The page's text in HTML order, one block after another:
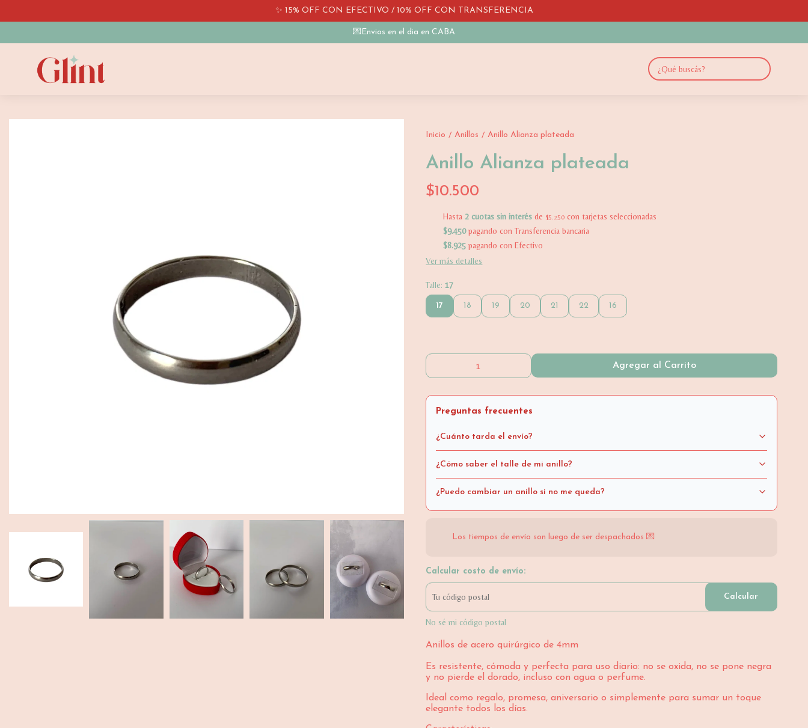
✨ 15% OFF CON EFECTIVO / 10% OFF CON TRANSFERENCIA
💌Envios en el dia en CABA
Inicio / Anillos / Anillo Alianza plateada
Anillo Alianza plateada
$10.500
Hasta 2 cuotas sin interés de $5.250 con tarjetas seleccionadas
$9.450pagando con Transferencia bancaria
$8.925 pagando con Efectivo
Ver más detalles
Talle:17
17 18 19 20 21 22 16
Agregar al Carrito
Preguntas frecuentes
¿Cuánto tarda el envío?
¿Cómo saber el talle de mi anillo?
¿Puedo cambiar un anillo si no me queda?
Los tiempos de envío son luego de ser despachados 💌
Calcular costo de envío:
Calcular
No sé mi código postal
Anillos de acero quirúrgico de 4mm
Es resistente, cómoda y perfecta para uso diario: no se oxida, no se pone negra
y no pierde el dorado, incluso con agua o perfume.
Ideal como regalo, promesa, aniversario o simplemente para sumar un toque
elegante todos los días.